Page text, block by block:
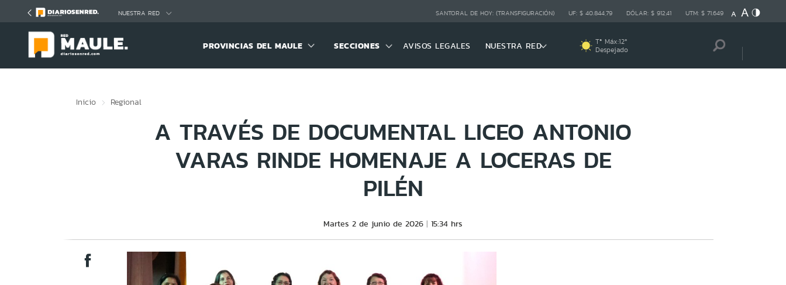
NUESTRA RED SANTORAL DE HOY: (TRANSFIGURACIÓN) UF: $ 40.844,79 DÓLAR: $ 912,41 UTM: $ 71.649
PROVINCIAS DEL MAULE SECCIONES AVISOS LEGALES NUESTRA RED Tª Máx:12º
Despejado
Inicio Regional
A TRAVÉS DE DOCUMENTAL LICEO ANTONIO
VARAS RINDE HOMENAJE A LOCERAS DE
PILÉN
Martes 2 de junio de 2026 15:34 hrs